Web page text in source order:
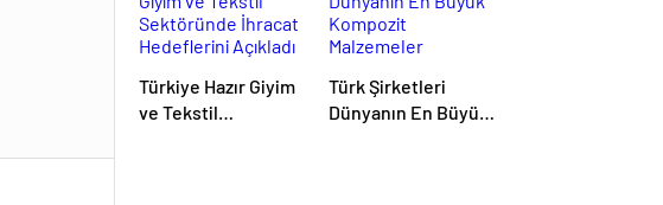
Türkiye Hazır Giyim
ve Tekstil
Türk Şirketleri
Dünyanın En Büyük